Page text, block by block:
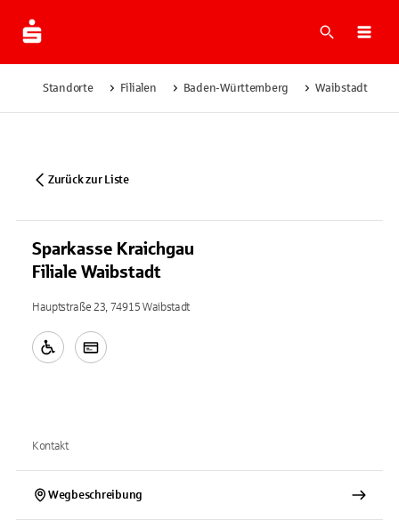
Suche
Standorte Filialen Baden-Württemberg Waibstadt
Zurück zur Liste
Sparkasse Kraichgau
Filiale Waibstadt
Hauptstraße 23, 74915 Waibstadt
Kontakt
Wegbeschreibung